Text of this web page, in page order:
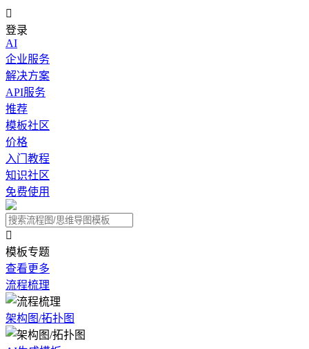

登录
AI
企业服务
解决方案
API服务
推荐
模板社区
价格
入门教程
知识社区
免费使用

模板专题
查看更多
流程梳理
架构图/拓扑图